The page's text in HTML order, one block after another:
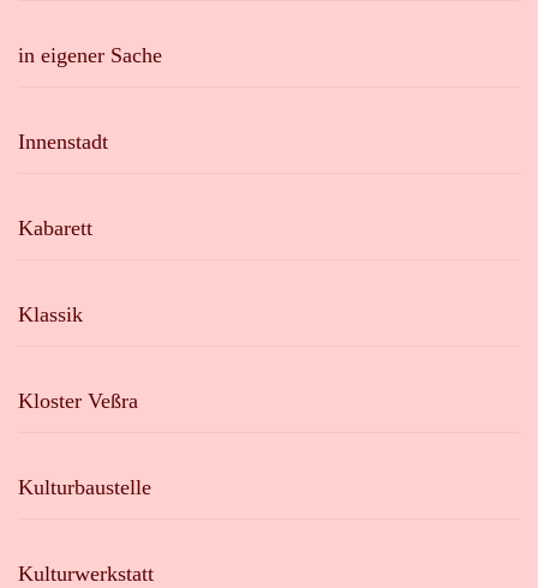
in eigener Sache
Innenstadt
Kabarett
Klassik
Kloster Veßra
Kulturbaustelle
Kulturwerkstatt